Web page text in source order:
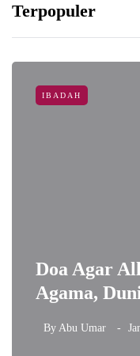
Terpopuler
IBADAH
Doa Agar
Agama,
By Abu Umar